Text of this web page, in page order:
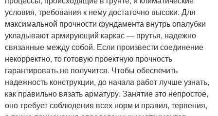
условия, требования к нему достаточно высоки. Для
максимальной прочности фундамента внутрь опалубки
укладывают армирующий каркас — прутья, надежно
связанные между собой. Если произвести соединение
некорректно, то готовую проектную прочность
гарантировать не получится. Чтобы обеспечить
надежность конструкции, до начала работ лучше узнать,
как правильно вязать арматуру. Занятие это непростое,
оно требует соблюдения всех норм и правил, терпения,